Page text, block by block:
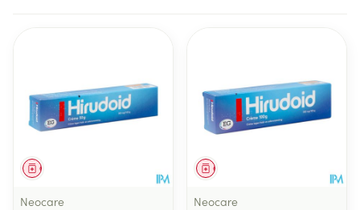
Geneesmiddel
Neocare
Geneesmiddel
Neocare